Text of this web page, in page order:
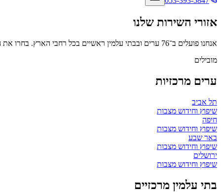
אזורי השירות שלנו
אנחנו פועלים ב־76 ערים ובבתי עלמין ראשיים בכל רחבי הארץ. בחרו
מובילים
ערים מרכזיות
תל אביב
שיפוץ וחידוש מצבות
חיפה
שיפוץ וחידוש מצבות
באר שבע
שיפוץ וחידוש מצבות
ירושלים
שיפוץ וחידוש מצבות
בתי עלמין מרכזיים